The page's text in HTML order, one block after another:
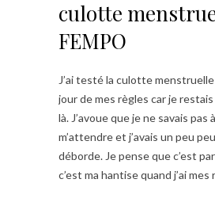
culotte
FEMPO
J’ai testé la culotte
jour de mes règles car je
là. J’avoue que je ne savais pas
m’attendre et j’avais un peu
déborde. Je pense que c’est
c’est ma hantise quand j’ai mes